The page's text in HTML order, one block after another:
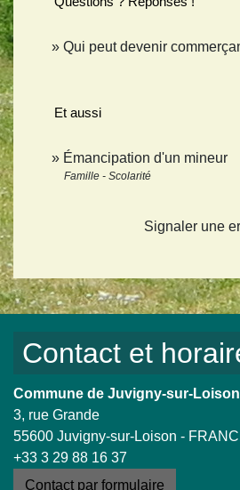
Qui peut devenir
Et aussi
Émancipation d'un mineur
Famille - Scolarité
Signaler une
Contact et
Commune de Juvigny-sur-Loison
3, rue Grande
55600 Juvigny-sur-Loison -
+33 3 29 88 16 37
Contact par formulaire